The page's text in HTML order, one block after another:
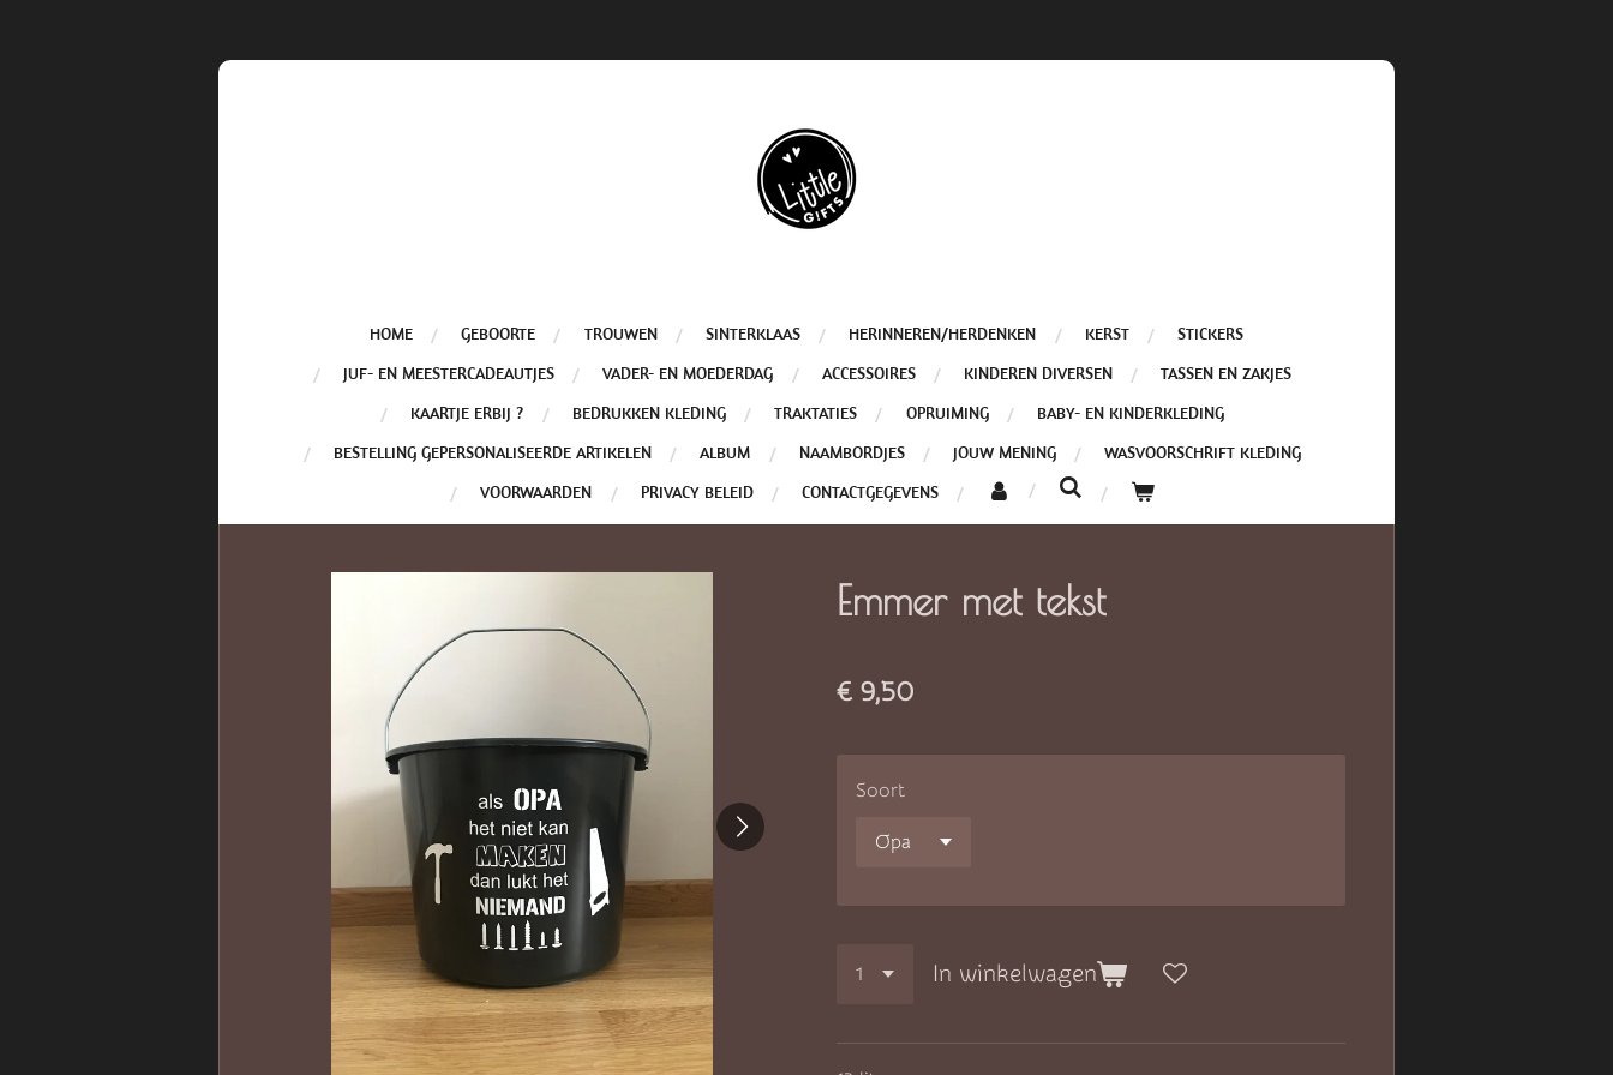
HOME GEBOORTE TROUWEN SINTERKLAAS HERINNEREN/HERDENKEN KERST
STICKERS
JUF- EN MEESTERCADEAUTJES
VADER- EN MOEDERDAG ACCESSOIRES KINDEREN DIVERSEN
TASSEN EN ZAKJES
KAARTJE ERBIJ ?
BEDRUKKEN KLEDING TRAKTATIES OPRUIMING
BABY- EN KINDERKLEDING
BESTELLING GEPERSONALISEERDE ARTIKELEN
ALBUM NAAMBORDJES JOUW MENING
WASVOORSCHRIFT KLEDING
VOORWAARDEN
PRIVACY BELEID CONTACTGEGEVENS
Emmer met tekst
€ 9,50
Soort
In winkelwagen